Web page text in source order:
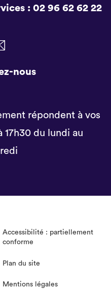
: 02 96 62 62 22
nous
répondent à vos
17h30 du lundi au
Accessibilité : partiellement
conforme
Plan du site
Mentions légales